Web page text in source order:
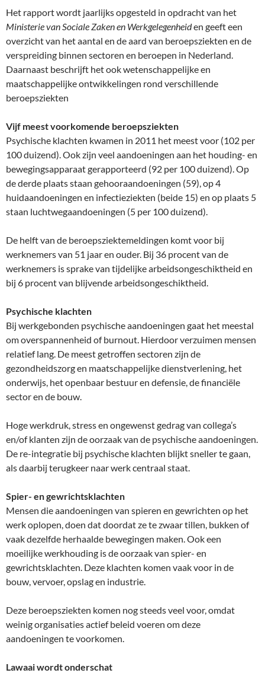
Het rapport wordt jaarlijks opgesteld in opdracht van het
Ministerie van Sociale Zaken en Werkgelegenheiden geeft een
overzicht van het aantal en de aard van beroepsziekten en de
verspreiding binnen sectoren en beroepen in Nederland.
Daarnaast beschrijft het ook wetenschappelijke en
maatschappelijke ontwikkelingen rond verschillende
beroepsziekten
Vijf meest voorkomende beroepsziekten
Psychische klachten kwamen in 2011 het meest voor (102 per
100 duizend). Ook zijn veel aandoeningen aan het houding- en
bewegingsapparaat gerapporteerd (92 per 100 duizend). Op
de derde plaats staan gehooraandoeningen (59), op 4
huidaandoeningen en infectieziekten (beide 15) en op plaats 5
staan luchtwegaandoeningen (5 per 100 duizend).
De helft van de beroepsziektemeldingen komt voor bij
werknemers van 51 jaar en ouder. Bij 36 procent van de
werknemers is sprake van tijdelijke arbeidsongeschiktheid en
bij 6 procent van blijvende arbeidsongeschiktheid.
Psychische klachten
Bij werkgebonden psychische aandoeningen gaat het meestal
om overspannenheid of burnout. Hierdoor verzuimen mensen
relatief lang. De meest getroffen sectoren zijn de
gezondheidszorg en maatschappelijke dienstverlening, het
onderwijs, het openbaar bestuur en defensie, de financiële
sector en de bouw.
Hoge werkdruk, stress en ongewenst gedrag van collega’s
en/of klanten zijn de oorzaak van de psychische aandoeningen.
De re-integratie bij psychische klachten blijkt sneller te gaan,
als daarbij terugkeer naar werk centraal staat.
Spier- en gewrichtsklachten
Mensen die aandoeningen van spieren en gewrichten op het
werk oplopen, doen dat doordat ze te zwaar tillen, bukken of
vaak dezelfde herhaalde bewegingen maken. Ook een
moeilijke werkhouding is de oorzaak van spier- en
gewrichtsklachten. Deze klachten komen vaak voor in de
bouw, vervoer, opslag en industrie.
Deze beroepsziekten komen nog steeds veel voor, omdat
weinig organisaties actief beleid voeren om deze
aandoeningen te voorkomen.
Lawaai wordt onderschat